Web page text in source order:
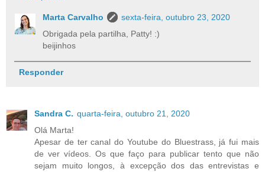
Marta Carvalho
sexta-feira, outubro 23, 2020
Obrigada pela partilha, Patty! :)
beijinhos
Responder
Sandra C. quarta-feira, outubro 21, 2020
Olá Marta!
Apesar de ter canal do Youtube do Bluestrass, já fui mais
de ver vídeos. Os que faço para publicar tento que não
sejam muito longos, à excepção dos das entrevistas e